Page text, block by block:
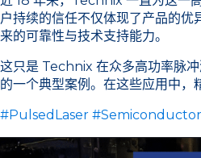
户持续的信任不仅体现了产品的优
来的可靠性与技术支持能力。
这只是 Technix 在众多高功率脉
的一个典型案例。在这些应用中，
#PulsedLaser #Semiconductor